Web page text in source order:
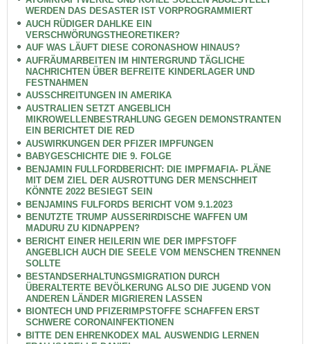
WERDEN DAS DESASTER IST VORPROGRAMMIERT
AUCH RÜDIGER DAHLKE EIN
VERSCHWÖRUNGSTHEORETIKER?
AUF WAS LÄUFT DIESE CORONASHOW HINAUS?
AUFRÄUMARBEITEN IM HINTERGRUND TÄGLICHE
NACHRICHTEN ÜBER BEFREITE KINDERLAGER UND
FESTNAHMEN
AUSSCHREITUNGEN IN AMERIKA
AUSTRALIEN SETZT ANGEBLICH
MIKROWELLENBESTRAHLUNG GEGEN DEMONSTRANTEN
EIN BERICHTET DIE RED
AUSWIRKUNGEN DER PFIZER IMPFUNGEN
BABYGESCHICHTE DIE 9. FOLGE
BENJAMIN FULLFORDBERICHT: DIE IMPFMAFIA- PLÄNE
MIT DEM ZIEL DER AUSROTTUNG DER MENSCHHEIT
KÖNNTE 2022 BESIEGT SEIN
BENJAMINS FULFORDS BERICHT VOM 9.1.2023
BENUTZTE TRUMP AUSSERIRDISCHE WAFFEN UM
MADURU ZU KIDNAPPEN?
BERICHT EINER HEILERIN WIE DER IMPFSTOFF
ANGEBLICH AUCH DIE SEELE VOM MENSCHEN TRENNEN
SOLLTE
BESTANDSERHALTUNGSMIGRATION DURCH
ÜBERALTERTE BEVÖLKERUNG ALSO DIE JUGEND VON
ANDEREN LÄNDER MIGRIEREN LASSEN
BIONTECH UND PFIZERIMPSTOFFE SCHAFFEN ERST
SCHWERE CORONAINFEKTIONEN
BITTE DEN EHRENKODEX MAL AUSWENDIG LERNEN